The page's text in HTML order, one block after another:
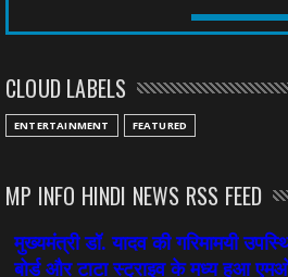
July 08, 2026
CHHATTISGARH
महादेव ऐप केस में बड़ा एक्शन,
July 08, 2026
CLOUD LABELS
ENTERTAINMENT FEATURED
MP INFO HINDI NEWS RSS FEED